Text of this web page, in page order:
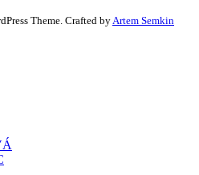
Theme. Crafted byArtem Semkin